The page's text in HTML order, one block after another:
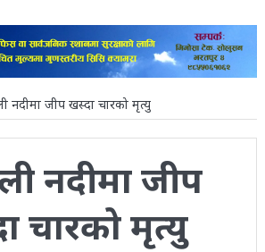
नदीमा जीप खस्दा चारको मृत्यु
नदीमा जीप
चारको मृत्यु